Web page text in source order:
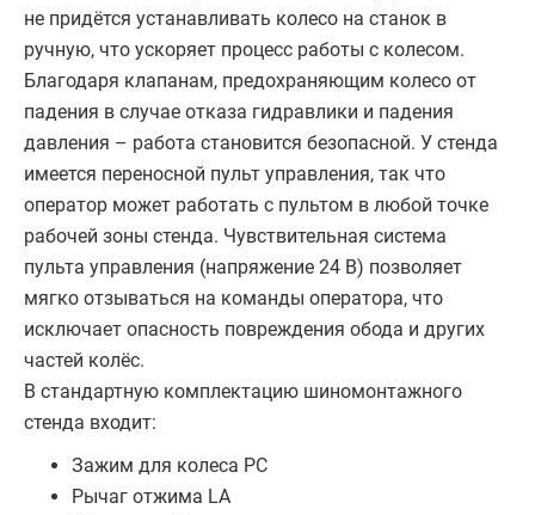
не придётся устанавливать колесо на станок в
ручную, что ускоряет процесс работы с колесом.
Благодаря клапанам, предохраняющим колесо от
падения в случае отказа гидравлики и падения
давления – работа становится безопасной. У стенда
имеется переносной пульт управления, так что
оператор может работать с пультом в любой точке
рабочей зоны стенда. Чувствительная система
пульта управления (напряжение 24 В) позволяет
мягко отзываться на команды оператора, что
исключает опасность повреждения обода и других
частей колёс.
В стандартную комплектацию шиномонтажного
стенда входит:
Зажим для колеса PC
Рычаг отжима LA